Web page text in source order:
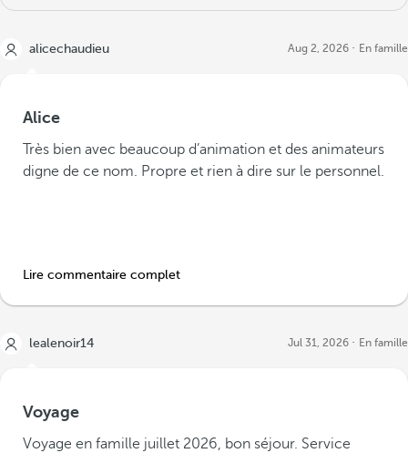
alicechaudieu Aug 2, 2026 En famille
Alice
Très bien avec beaucoup d’animation et des animateurs
digne de ce nom. Propre et rien à dire sur le personnel.
Lire commentaire complet
lealenoir14 Jul 31, 2026 En famille
Voyage
Voyage en famille juillet 2026, bon séjour. Service